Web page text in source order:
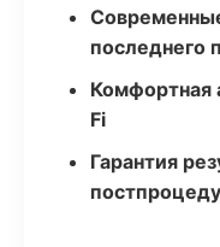
последнего
Комфортная
Fi
Гарантия